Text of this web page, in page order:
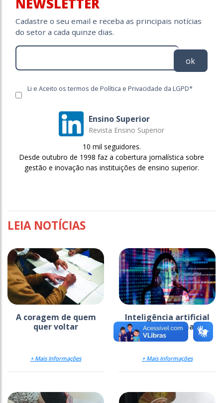
NEWSLETTER
Cadastre o seu email e receba as principais notícias
do setor a cada quinze dias.
ok
Li e Aceito os termos de Política e Privacidade da LGPD*
Ensino Superior
Revista Ensino Superior
10 mil seguidores.
Desde outubro de 1998 faz a cobertura jornalística sobre
gestão e inovação nas instituições de ensino superior.
LEIA NOTÍCIAS
A coragem de quem
quer voltar
+ Mais Informações
Inteligência artificial
pede mão na massa
+ Mais Informações